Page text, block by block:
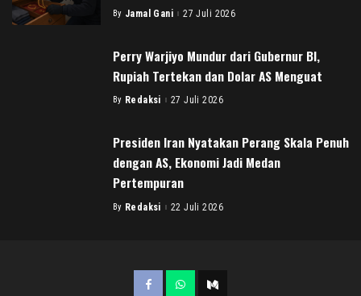
Posted
By Jamal Gani 27 Juli 2026
Perry Warjiyo Mundur dari Gubernur BI,
Rupiah Tertekan dan Dolar AS Menguat
Posted
By Redaksi 27 Juli 2026
Presiden Iran Nyatakan Perang Skala Penuh
dengan AS, Ekonomi Jadi Medan
Pertempuran
Posted
By Redaksi 22 Juli 2026